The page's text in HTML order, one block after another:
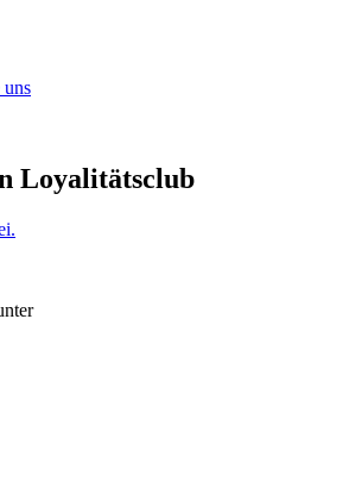
Loyalitätsclub